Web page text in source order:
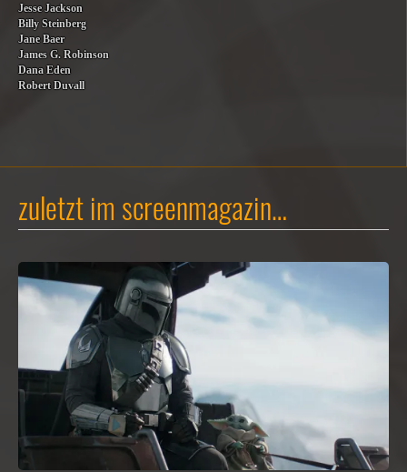
Jesse Jackson
Billy Steinberg
Jane Baer
James G. Robinson
Dana Eden
Robert Duvall
zuletzt im screenmagazin…